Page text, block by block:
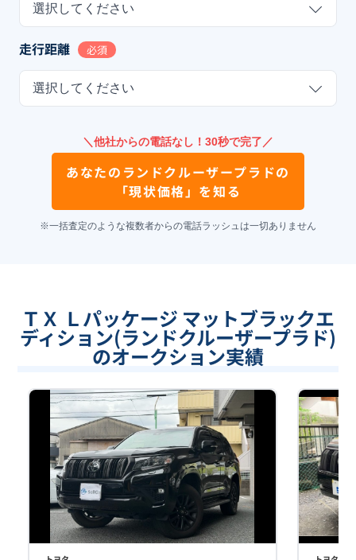
選択してください
走行距離 必須
選択してください
＼他社からの電話なし！30秒で完了／
あなたの ランドクルーザープラドの
「現状価格」を知る
※一括査定のような複数者からの電話ラッシュは一切ありません
ＴＸ Ｌパッケージ マットブラックエ
ディション(ランドクルーザープラド)
のオークション実績